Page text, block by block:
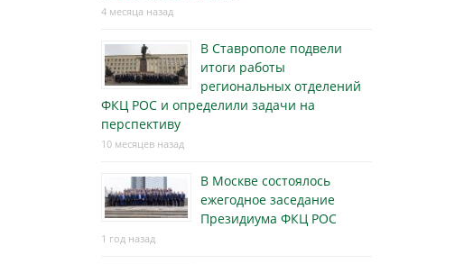
4 месяца назад
В Ставрополе подвели
итоги работы
региональных отделений
ФКЦ РОС и определили задачи на
перспективу
10 месяцев назад
В Москве состоялось
ежегодное заседание
Президиума ФКЦ РОС
1 год назад